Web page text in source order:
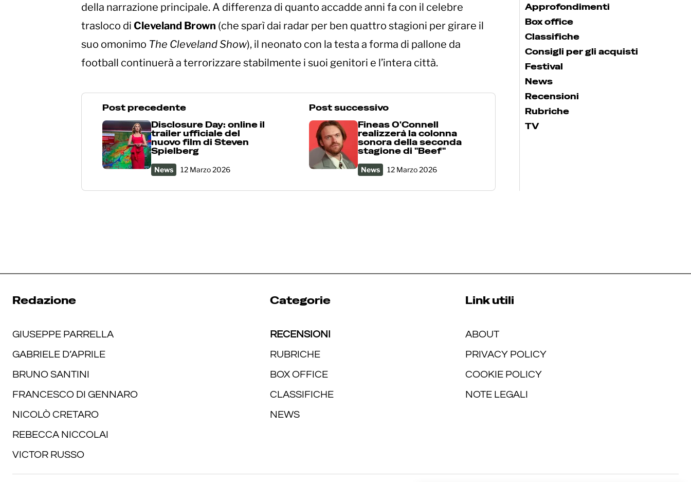
della narrazione principale. A differenza di quanto accadde anni fa con il celebre
trasloco di Cleveland Brown (che sparì dai radar per ben quattro stagioni per girare il
suo omonimo The Cleveland Show), il neonato con la testa a forma di pallone da
football continuerà a terrorizzare stabilmente i suoi genitori e l’intera città.
Post precedente
Disclosure Day: online il
trailer ufficiale del
nuovo film di Steven
Spielberg
News 12 Marzo 2026
Post successivo
Fineas O'Connell
realizzerà la colonna
sonora della seconda
stagione di "Beef"
News 12 Marzo 2026
Approfondimenti
Box office
Classifiche
Consigli per gli acquisti
Festival
News
Recensioni
Rubriche
TV
Redazione
GIUSEPPE PARRELLA
GABRIELE D’APRILE
BRUNO SANTINI
FRANCESCO DI GENNARO
NICOLÒ CRETARO
REBECCA NICCOLAI
VICTOR RUSSO
Categorie
RECENSIONI
RUBRICHE
BOX OFFICE
CLASSIFICHE
NEWS
Link utili
ABOUT
PRIVACY POLICY
COOKIE POLICY
NOTE LEGALI